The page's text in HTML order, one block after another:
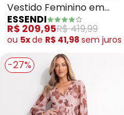
Vestido Feminino em
Viscose (Bege)
ESSENDI
R$ 209,95R$ 419,99
ou 5xde R$ 41,98 sem juros
-27%